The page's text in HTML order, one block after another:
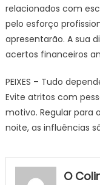
relacionados com
pelo esforço
apresentarão. A sua
acertos financeiros
PEIXES – Tudo
Evite atritos com
motivo. Regular para
noite, as influências
O